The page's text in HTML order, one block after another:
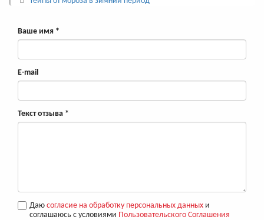
Ваше имя *
E-mail
Текст отзыва *
Даю согласие на обработку персональных данных и
соглашаюсь с условиями Пользовательского Соглашения